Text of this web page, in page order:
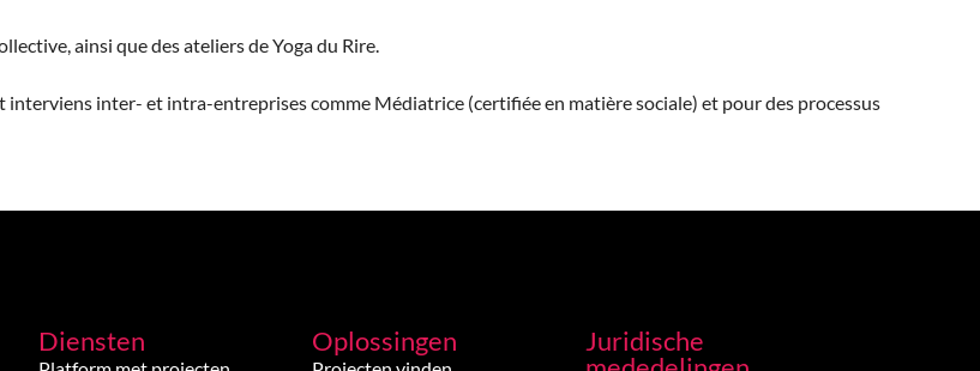
ainsi que des ateliers de Yoga du Rire.
interviens inter- et intra-entreprises comme Médiatrice (certifiée en matière sociale) et pour des processus
Diensten Oplossingen
Juridische